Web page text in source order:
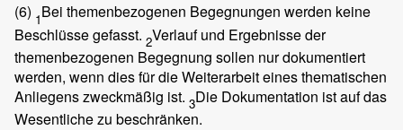
(6) 1Bei themenbezogenen Begegnungen werden keine
Beschlüsse gefasst. 2Verlauf und Ergebnisse der
themenbezogenen Begegnung sollen nur dokumentiert
werden, wenn dies für die Weiterarbeit eines thematischen
Anliegens zweckmäßig ist. 3Die Dokumentation ist auf das
Wesentliche zu beschränken.